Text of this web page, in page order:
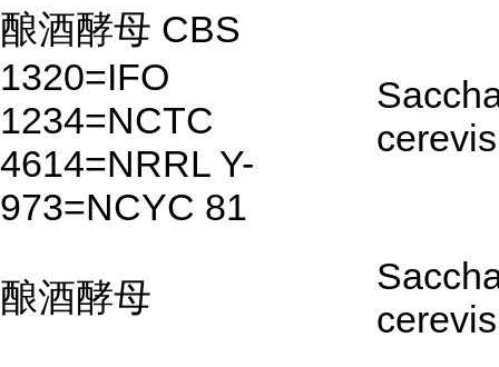
酿酒酵母 CBS
1320=IFO
1234=NCTC
4614=NRRL Y-
973=NCYC 81
酿酒酵母